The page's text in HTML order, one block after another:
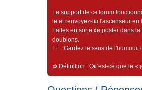
Le support de ce forum
le et renvoyez-lui l'ascenseur
Faites en sorte de poster dans
doublons.
Et... Gardez le sens de
➯ Définition : Qu’est-ce que le